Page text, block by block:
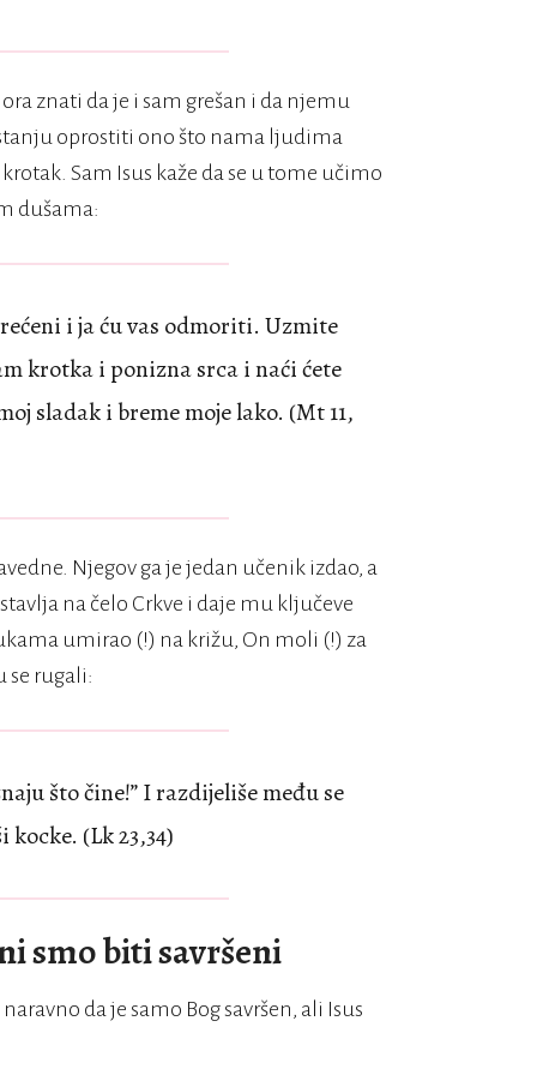
znati da je i sam grešan i da njemu
oprostiti ono što nama ljudima
Sam Isus kaže da se u tome učimo
dušama:
i ja ću vas odmoriti. Uzmite
krotka i ponizna srca i naći ćete
sladak i breme moje lako. (Mt 11,
Njegov ga je jedan učenik izdao, a
na čelo Crkve i daje mu ključeve
umirao (!) na križu, On moli (!) za
se rugali:
što čine!” I razdijeliše među se
(Lk 23,34)
smo biti savršeni
da je samo Bog savršen, ali Isus